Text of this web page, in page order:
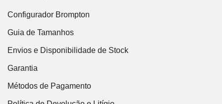
Configurador Brompton
Guia de Tamanhos
Envios e Disponibilidade de Stock
Garantia
Métodos de Pagamento